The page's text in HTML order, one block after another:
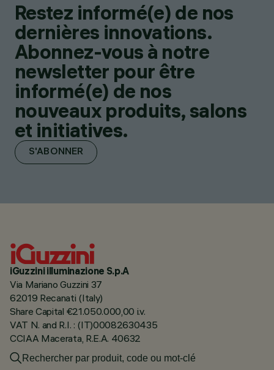
Restez informé(e) de nos
dernières innovations.
Abonnez-vous à notre
newsletter pour être
informé(e) de nos
nouveaux produits, salons
et initiatives.
S'ABONNER
iGuzzini illuminazione S.p.A
Via Mariano Guzzini 37
62019 Recanati (Italy)
Share Capital €21.050.000,00 i.v.
VAT N. and R.I. : (IT)00082630435
CCIAA Macerata, R.E.A. 40632